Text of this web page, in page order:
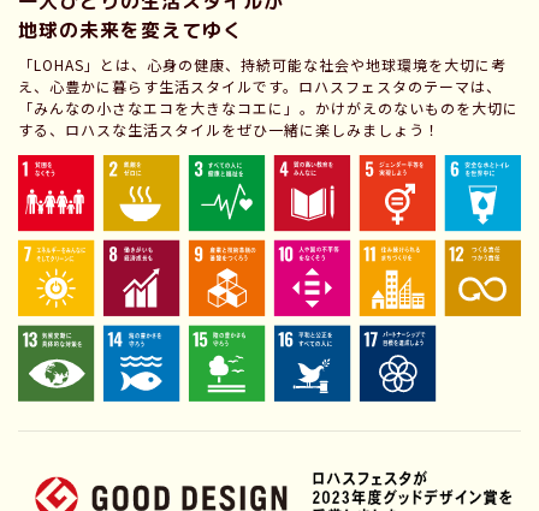
地球の未来を変えてゆく
「LOHAS」とは、心身の健康、持続可能な社会や地球環境を大切に考
え、心豊かに暮らす生活スタイルです。ロハスフェスタのテーマは、
「みんなの小さなエコを大きなコエに」。かけがえのないものを大切に
する、ロハスな生活スタイルをぜひ一緒に楽しみましょう！